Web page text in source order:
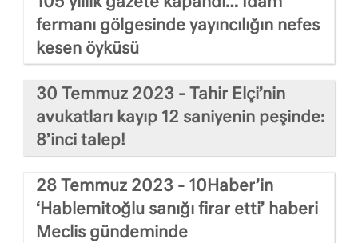
fermanı gölgesinde yayıncılığın nefes
kesen öyküsü
30 Temmuz 2023 - Tahir Elçi’nin
avukatları kayıp 12 saniyenin peşinde:
8’inci talep!
28 Temmuz 2023 - 10Haber’in
‘Hablemitoğlu sanığı firar etti’ haberi
Meclis gündeminde